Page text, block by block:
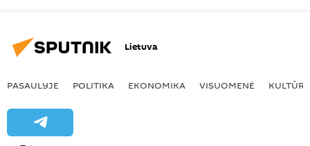
Lietuva
PASAULYJE POLITIKA EKONOMIKA VISUOMENĖ KULTŪRA